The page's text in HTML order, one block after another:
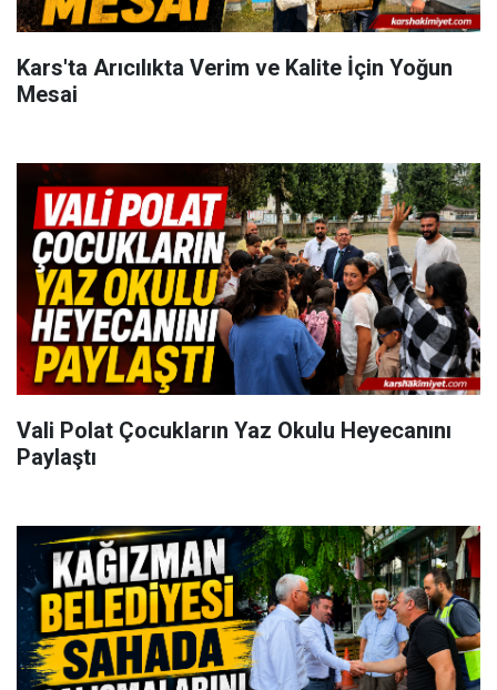
Kars'ta Arıcılıkta Verim ve Kalite İçin Yoğun
Mesai
Vali Polat Çocukların Yaz Okulu Heyecanını
Paylaştı